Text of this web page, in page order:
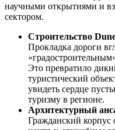
научными открытиями и
сектором.
Строительство
Прокладка дороги
Это превратило
туристический
увидеть сердце
туризму в регионе.
Архитектурный
Гражданский корпус